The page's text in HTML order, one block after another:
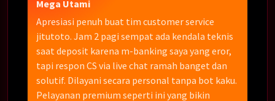
Mega Utami
Apresiasi penuh buat tim customer service
jitutoto. Jam 2 pagi sempat ada kendala teknis
saat deposit karena m-banking saya yang eror,
tapi respon CS via live chat ramah banget dan
solutif. Dilayani secara personal tanpa bot kaku.
Pelayanan premium seperti ini yang bikin